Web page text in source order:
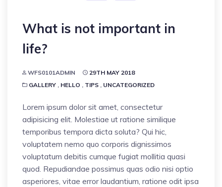
What is not important in
life?
WFS0101ADMIN
29TH MAY 2018
GALLERY , HELLO , TIPS , UNCATEGORIZED
Lorem ipsum dolor sit amet, consectetur
adipisicing elit. Molestiae ut ratione similique
temporibus tempora dicta soluta? Qui hic,
voluptatem nemo quo corporis dignissimos
voluptatum debitis cumque fugiat mollitia quasi
quod. Repudiandae possimus quas odio nisi optio
asperiores, vitae error laudantium, ratione odit ipsa